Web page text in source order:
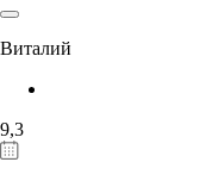
Виталий
9,3